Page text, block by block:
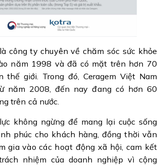
công ty chuyên về chăm sóc sức khỏe
năm 1998 và đã có mặt trên hơn 70
thế giới. Trong đó, Ceragem Việt Nam
năm 2008, đến nay đang có hơn 60
trên cả nước.
không ngừng để mang lại cuộc sống
phúc cho khách hàng, đồng thời vẫn
gia vào các hoạt động xã hội, cam kết
nhiệm của doanh nghiệp vì cộng